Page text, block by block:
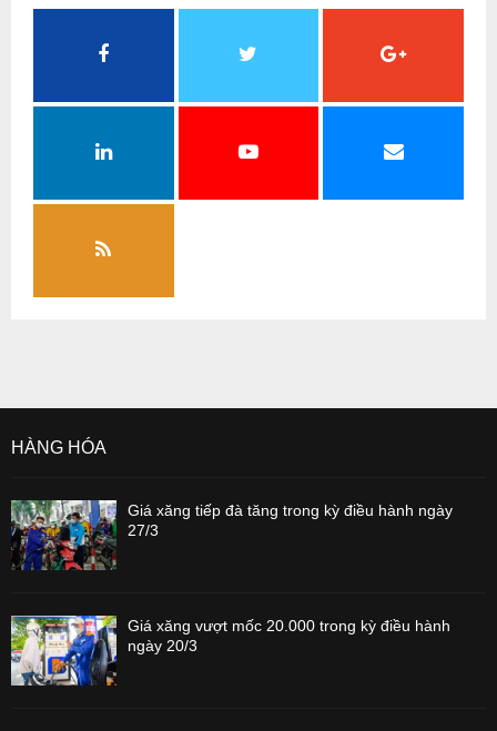
HÀNG HÓA
Giá xăng tiếp đà tăng trong kỳ điều hành ngày
27/3
Giá xăng vượt mốc 20.000 trong kỳ điều hành
ngày 20/3